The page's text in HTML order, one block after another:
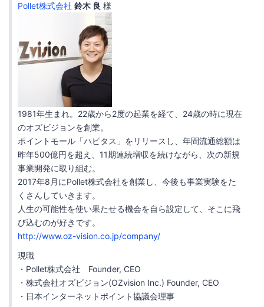
Pollet株式会社 鈴木 良 様
1981年生まれ。22歳から2度の起業を経て、24歳の時に現在
のオズビジョンを創業。
ポイントモール「ハピタス」をリリースし、年間流通総額は
昨年500億円を超え、11期連続増収を続けながら、次の新規
事業開発に取り組む。
2017年8月にPollet株式会社を創業し、今後も事業実験をた
くさんしていきます。
人生の可能性を使い果たせる機会を自ら設定して、そこに飛
び込むのが好きです。
http://www.oz-vision.co.jp/company/
現職
・Pollet株式会社 Founder, CEO
・株式会社オズビジョン(OZvision Inc.) Founder, CEO
・日本インターネットポイント協議会理事